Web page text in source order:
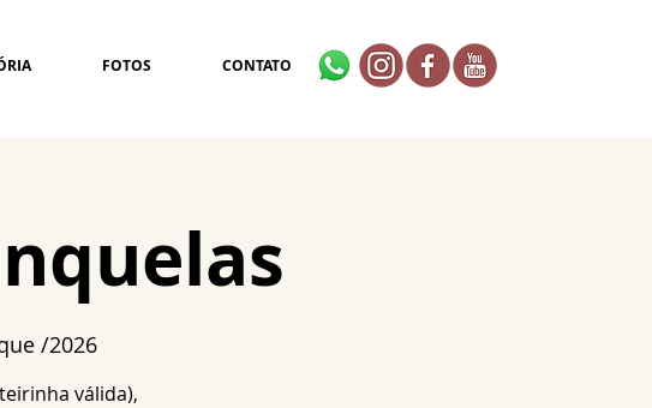
FOTOS CONTATO
/2026
válida),